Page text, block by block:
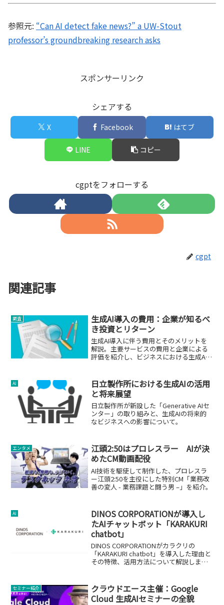
参照元: “Can AI detect fake news?” a UW-Stout
professor’s groundbreaking research asks
スポンサーリンク
シェアする
X Facebook はてブ
LINE コピー
cgptをフォローする
cgpt
関連記事
調査
生成AI導入の費用：企業が知るべ
き投資とリターン
生成AI導入に伴う費用とそのメリットを
解説。主要サービスの費用と企業による
評価を紹介し、ビジネスにおける生成AI
AI
日立製作所における生成AIの活用
と将来展望
日立製作所が新設した「Generative AIセ
ンター」の取り組みと、生成AIの将来的
なビジネスへの影響について。
エンタメ
江頭2:50はプロレスラー AIが決
めたCM動画配役
AI技術を駆使して制作した、プロレスラ
ー江頭2:50を主役にした特別CM「業務改
善の変人 - 業務課題と闘う男 –」を紹介。
AI
DINOS CORPORATIONが導入し
たAIチャットボット「KARAKURI
chatbot」
DINOS CORPORATIONがカラクリの
「KARAKURI chatbot」を導入した理由と
その特徴、活用方法について解説しま
セミナー紹介
クラウドエース主催：Google
Cloud 生成AIセミナーの全貌